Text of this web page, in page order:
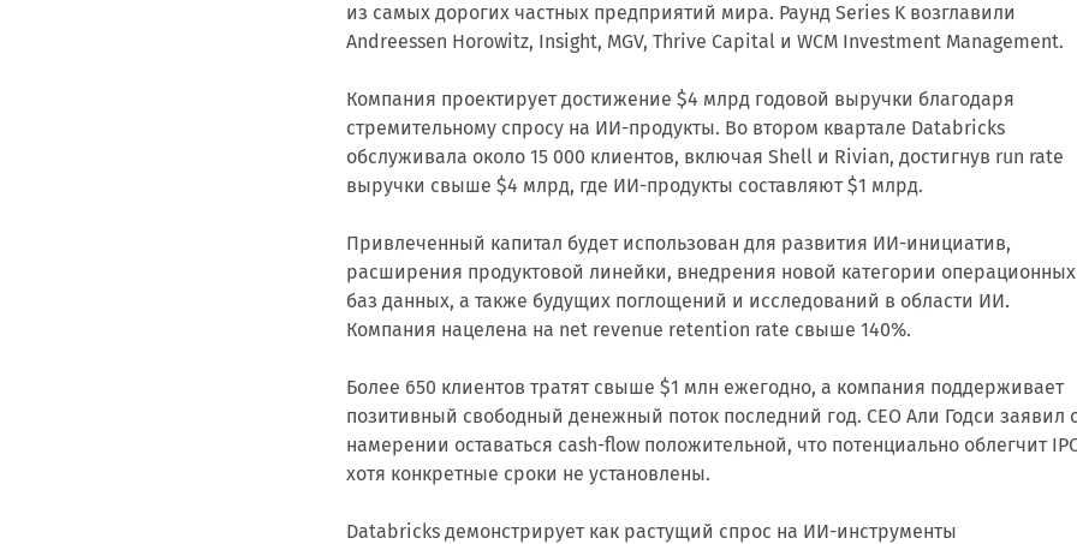
из самых дорогих частных предприятий мира. Раунд Series K возглавили
Andreessen Horowitz, Insight, MGV, Thrive Capital и WCM Investment Management.
Компания проектирует достижение $4 млрд годовой выручки благодаря
стремительному спросу на ИИ-продукты. Во втором квартале Databricks
обслуживала около 15 000 клиентов, включая Shell и Rivian, достигнув run rate
выручки свыше $4 млрд, где ИИ-продукты составляют $1 млрд.
Привлеченный капитал будет использован для развития ИИ-инициатив,
расширения продуктовой линейки, внедрения новой категории операционных
баз данных, а также будущих поглощений и исследований в области ИИ.
Компания нацелена на net revenue retention rate свыше 140%.
Более 650 клиентов тратят свыше $1 млн ежегодно, а компания поддерживает
позитивный свободный денежный поток последний год. CEO Али Годси заявил
намерении оставаться cash-flow положительной, что потенциально облегчит
хотя конкретные сроки не установлены.
Databricks демонстрирует как растущий спрос на ИИ-инструменты